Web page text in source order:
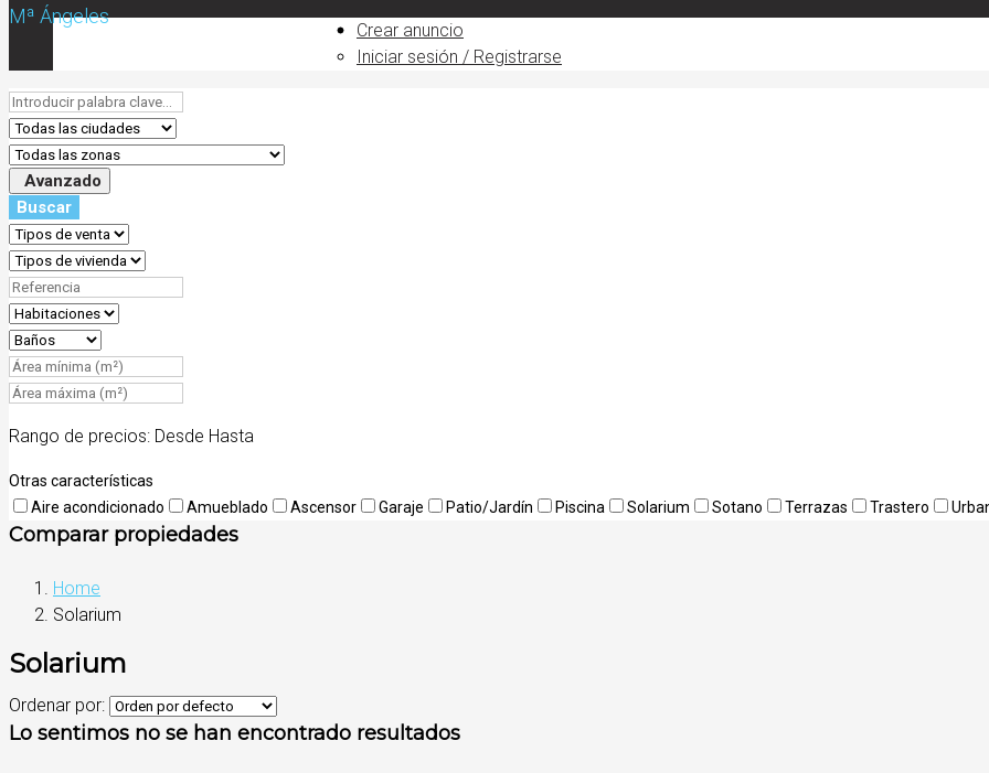
Mª Ángeles
Crear anuncio
Iniciar sesión / Registrarse
Avanzado
Buscar
Rango de precios: Desde Hasta
Otras características
Aire acondicionado
Amueblado Ascensor Garaje Patio/Jardín Piscina Solarium Sotano Terrazas Trastero
Comparar propiedades
Home
Solarium
Solarium
Ordenar por:
Lo sentimos no se han encontrado resultados